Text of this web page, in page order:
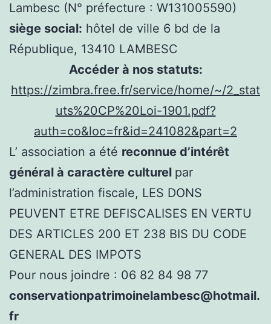
Lambesc (N° préfecture : W131005590)
siège social: hôtel de ville 6 bd de la
République, 13410 LAMBESC
Accéder à nos statuts:
https://zimbra.free.fr/service/home/~/2_stat
uts%20CP%20Loi-1901.pdf?
auth=co&loc=fr&id=241082&part=2
L’ association a été reconnue d’intérêt
général à caractère culturel par
l’administration fiscale, LES DONS
PEUVENT ETRE DEFISCALISES EN VERTU
DES ARTICLES 200 ET 238 BIS DU CODE
GENERAL DES IMPOTS
Pour nous joindre : 06 82 84 98 77
conservationpatrimoinelambesc@hotmail.
fr